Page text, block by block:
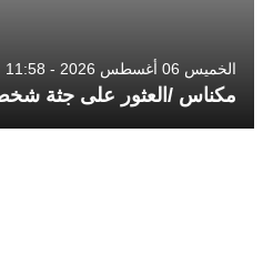
الخميس 06 أغسطس 2026 - 11:58
مكناس /العثور على جثة